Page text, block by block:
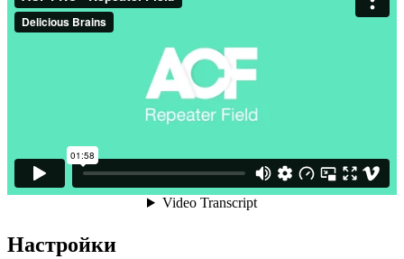
Настройки